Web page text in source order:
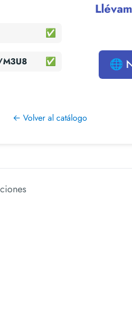
✅
✅
🌐
← Volver al catálogo